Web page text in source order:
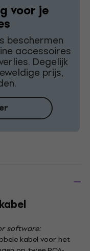
voor je
beschermen
accessoires
Degelijk
prijs,
software:
kabel voor het